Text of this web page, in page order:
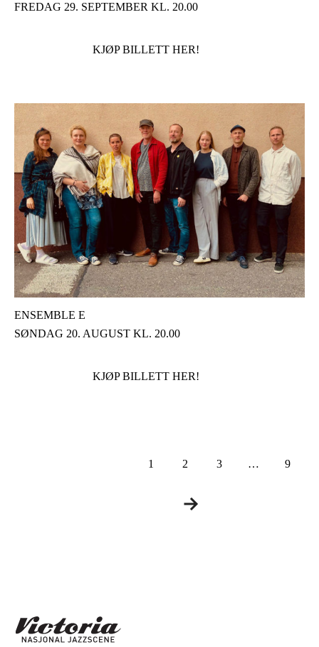
FREDAG 29. SEPTEMBER KL. 20.00
KJØP BILLETT HER!
ENSEMBLE E
SØNDAG 20. AUGUST KL. 20.00
KJØP BILLETT HER!
1 2 3 … 9